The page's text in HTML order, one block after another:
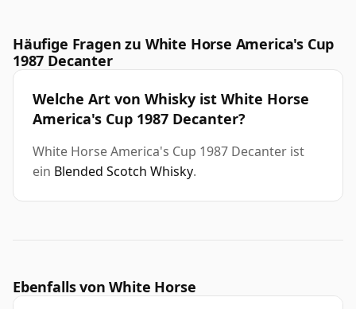
Häufige Fragen zu White Horse America's Cup
1987 Decanter
Welche Art von Whisky ist White Horse
America's Cup 1987 Decanter?
White Horse America's Cup 1987 Decanter ist
ein Blended Scotch Whisky.
Ebenfalls von White Horse